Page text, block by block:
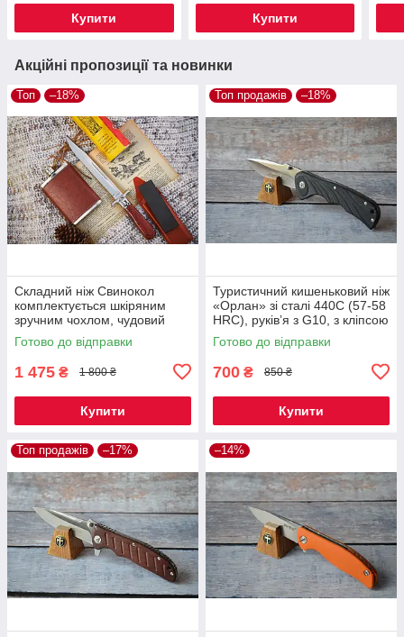
Купити Купити
Акційні пропозиції та новинки
Топ –18%
Складний ніж Свинокол
комплектується шкіряним
зручним чохлом, чудовий
подарунок колекціонеру
Готово до відправки
1 475 ₴ 1 800 ₴
Купити
Топ продажів –18%
Туристичний кишеньковий ніж
«Орлан» зі сталі 440C (57-58
HRC), руківʼя з G10, з кліпсою
Готово до відправки
700 ₴ 850 ₴
Купити
Топ продажів –17% –14%